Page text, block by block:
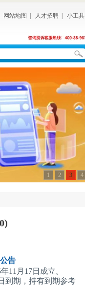
网站地图 人才招聘 小工具
1 2 3 4
告
11月17日成立。
到期，持有到期参考